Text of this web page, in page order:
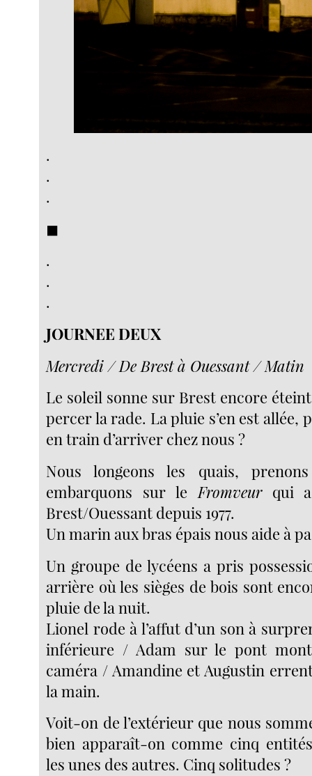
.
.
.
◼︎
.
.
.
JOURNEE DEUX
Mercredi / De Brest à Ouessant / Matin
Le soleil sonne sur Brest encore
percer la rade. La pluie s’en est
en train d’arriver chez nous ?
Nous longeons les quais,
embarquons sur le Fromveurqui
Brest/Ouessant depuis 1977.
Un marin aux bras épais nous aide à
Un groupe de lycéens a pris
arrière où les sièges de bois sont
pluie de la nuit.
Lionel rode à l’affut d’un son à
inférieure / Adam sur le pont
caméra / Amandine et Augustin
la main.
Voit-on de l’extérieur que nous
bien apparaît-on comme cinq
les unes des autres. Cinq solitudes ?